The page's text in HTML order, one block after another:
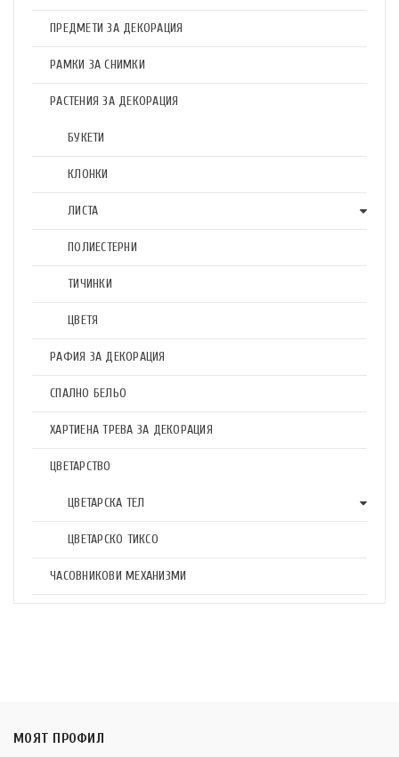
ПРЕДМЕТИ ЗА ДЕКОРАЦИЯ
РАМКИ ЗА СНИМКИ
РАСТЕНИЯ ЗА ДЕКОРАЦИЯ
БУКЕТИ
КЛОНКИ
ЛИСТА
ПОЛИЕСТЕРНИ
ТИЧИНКИ
ЦВЕТЯ
РАФИЯ ЗА ДЕКОРАЦИЯ
СПАЛНО БЕЛЬО
ХАРТИЕНА ТРЕВА ЗА ДЕКОРАЦИЯ
ЦВЕТАРСТВО
ЦВЕТАРСКА ТЕЛ
ЦВЕТАРСКО ТИКСО
ЧАСОВНИКОВИ МЕХАНИЗМИ
МОЯТ ПРОФИЛ